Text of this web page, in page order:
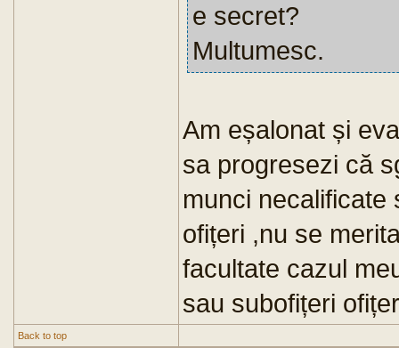
e secret?
Multumesc.
Am eșalonat și
sa progresezi că
munci necalificate
ofițeri ,nu se
facultate cazul
sau subofițeri
Back to top